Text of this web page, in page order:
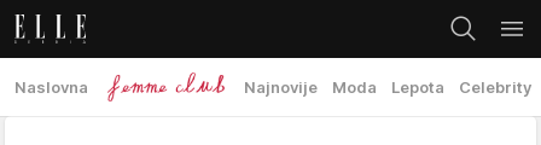
Naslovna Najnovije Moda Lepota Celebrity